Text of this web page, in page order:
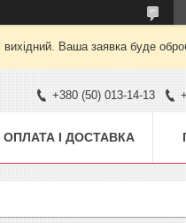
вихідний. Ваша заявка буде
+380 (50) 013-14-13
ОПЛАТА І ДОСТАВКА